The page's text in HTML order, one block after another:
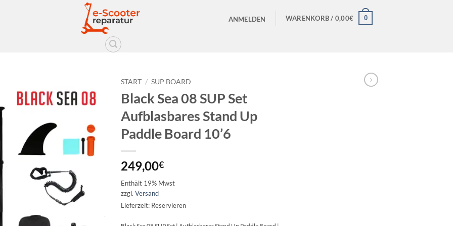
ANMELDEN WARENKORB / 0,00€ 0
Auf die
START / SUP BOARD
Black Sea 08 SUP Set
Aufblasbares Stand Up
Paddle Board 10’6
249,00€
Enthält 19% Mwst
zzgl. Versand
Lieferzeit: Reservieren